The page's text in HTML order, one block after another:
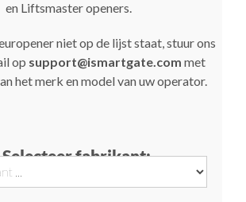
en Liftsmaster openers.
niet op de lijst staat, stuur ons
op support@ismartgate.com met
het merk en model van uw operator.
Selecteer fabrikant: